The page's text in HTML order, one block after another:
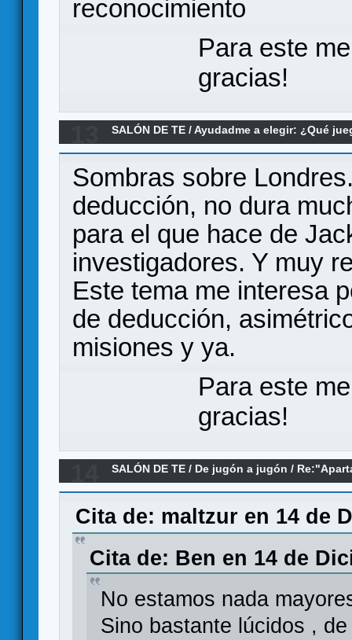
reconocimiento
Para este
gracias!
SALÓN DE TE /Ayudadme a elegir: ¿Qué
Sombras sobre
deducción, no dura
para el que hace de
investigadores. Y muy
Este tema me interesa
de deducción,
misiones y ya.
Para este
gracias!
SALÓN DE TE / De jugón a jugón /
Cita de: maltzur en 14 de
Cita de: Ben en 14 de
No estamos nada
Sino bastante lúcidos ,